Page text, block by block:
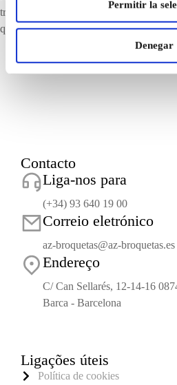
Permitir la
Denegar
tratamento automatizado dos dados
qualquer caso, os dados fornecidos não
Contacto
Liga-nos para
(+34) 93 640 19 00
Correio eletrónico
az-broquetas@az-broquetas.es
Endereço
C/ Can Sellarés, 12-14-16
Barca - Barcelona
Ligações úteis
Política de cookies